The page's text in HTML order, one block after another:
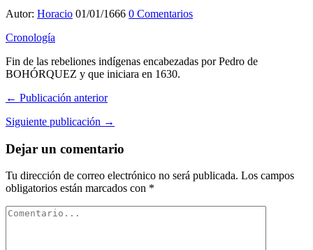
Autor: Horacio 01/01/1666 0 Comentarios
Cronología
Fin de las rebeliones indígenas encabezadas por Pedro de
BOHÓRQUEZ y que iniciara en 1630.
← Publicación anterior
Siguiente publicación →
Dejar un comentario
Tu dirección de correo electrónico no será publicada. Los campos
obligatorios están marcados con *